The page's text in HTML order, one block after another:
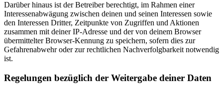
Darüber hinaus ist der Betreiber berechtigt, im Rahmen einer
Interessenabwägung zwischen deinen und seinen Interessen sowie
den Interessen Dritter, Zeitpunkte von Zugriffen und Aktionen
zusammen mit deiner IP-Adresse und der von deinem Browser
übermittelter Browser-Kennung zu speichern, sofern dies zur
Gefahrenabwehr oder zur rechtlichen Nachverfolgbarkeit notwendig
ist.
Regelungen bezüglich der Weitergabe deiner Daten